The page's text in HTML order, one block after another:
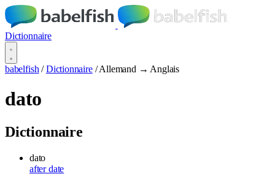
Dictionnaire
babelfish / Dictionnaire / Allemand → Anglais
dato
Dictionnaire
dato
after date